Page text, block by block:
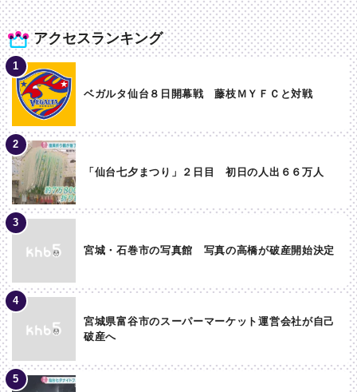
アクセスランキング
ベガルタ仙台８日開幕戦 藤枝ＭＹＦＣと対戦
「仙台七夕まつり」２日目 初日の人出６６万人
宮城・石巻市の写真館 写真の高橋が破産開始決定
宮城県富谷市のスーパーマーケット運営会社が自己
破産へ